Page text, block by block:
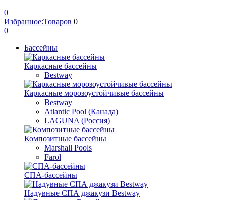
0
Избранное:Товаров 0
0
Бассейны
Каркасные бассейны
Bestway
Каркасные морозоустойчивые бассейны
Bestway
Atlantic Pool (Канада)
LAGUNA (Россия)
Композитные бассейны
Marshall Pools
Farol
СПА-бассейны
Надувные СПА джакузи Bestway